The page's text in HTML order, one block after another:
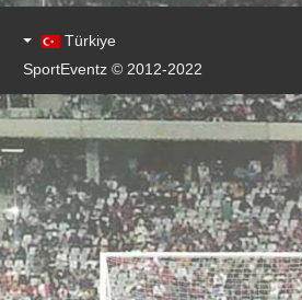
Türkiye
SportEventz © 2012-2022